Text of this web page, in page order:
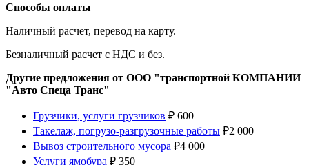
Способы оплаты
Наличный расчет, перевод на карту.
Безналичный расчет с НДС и без.
Другие предложения от ООО "транспортной КОМПАНИИ
"Авто Спеца Транс"
Грузчики, услуги грузчиков ₽ 600
Такелаж, погрузо-разгрузочные работы ₽2 000
Вывоз строительного мусора ₽4 000
Услуги ямобура ₽ 350